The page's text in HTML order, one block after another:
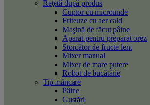
Reţetă după produs
Cuptor cu microunde
Friteuze cu aer cald
Maşină de făcut pâine
Aparat pentru preparat orez
Storcător de fructe lent
Mixer manual
Mixer de mare putere
Robot de bucătărie
Tip mâncare
Pâine
Gustări